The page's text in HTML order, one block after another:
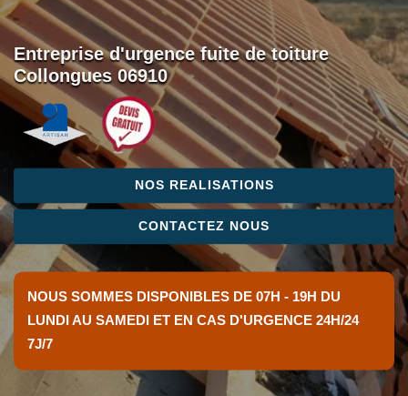
Entreprise d'urgence fuite de toiture
Collongues 06910
NOS REALISATIONS
CONTACTEZ NOUS
NOUS SOMMES DISPONIBLES DE 07H - 19H DU
LUNDI AU SAMEDI ET EN CAS D'URGENCE 24H/24
7J/7